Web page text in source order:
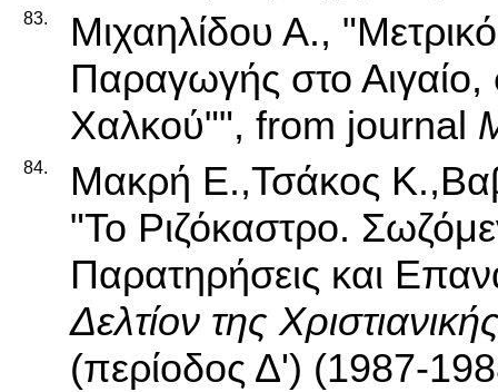
83.
Μιχαηλίδου Α.,
Παραγωγής στο
Χαλκού"", from journal
84.
Μακρή Ε.,Τσάκος
"Το Ριζόκαστρο.
Παρατηρήσεις και
Δελτίον της
(περίοδος Δ') (1987-